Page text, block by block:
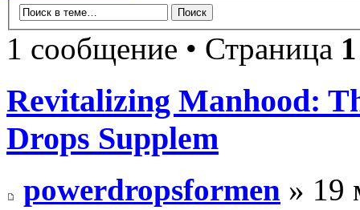
1 сообщение • Страница 1
Revitalizing Manhood:
Drops Supplem
powerdropsformen » 19